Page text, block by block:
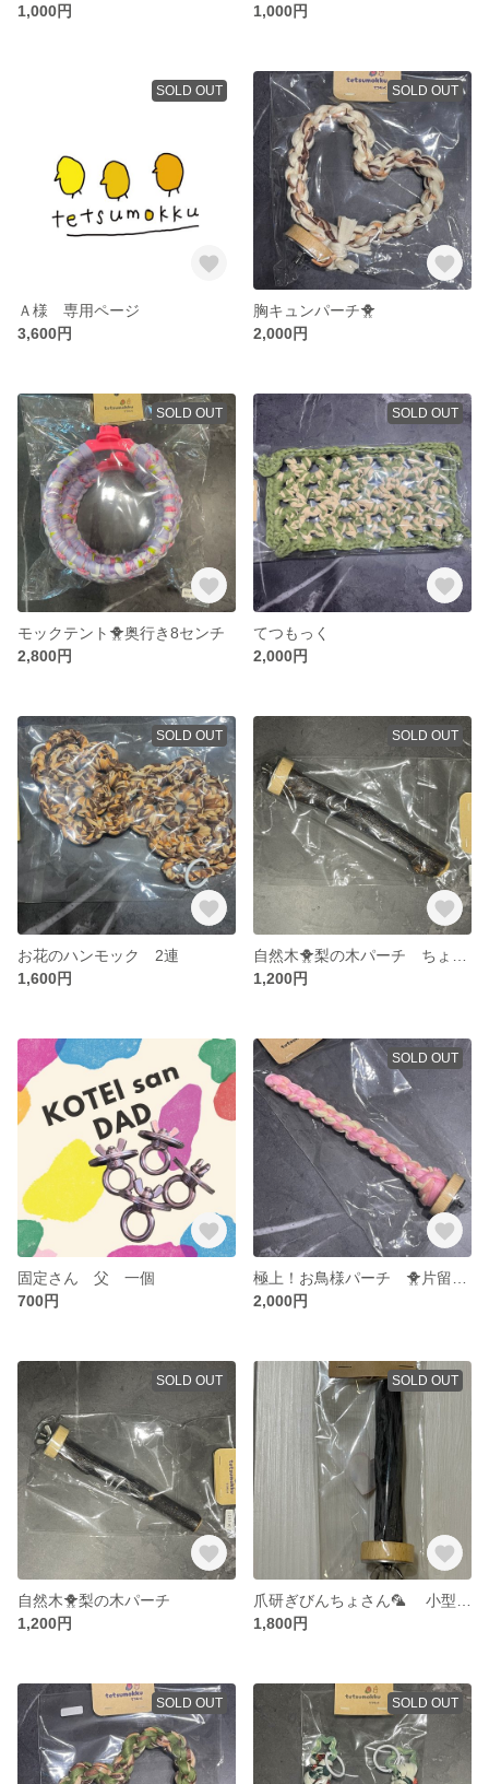
1,000円
1,000円
SOLD OUT
Ａ様 専用ページ
3,600円
SOLD OUT
胸キュンパーチ🐥
2,000円
SOLD OUT
モックテント🐥奥行き8センチ
2,800円
SOLD OUT
てつもっく
2,000円
SOLD OUT
お花のハンモック 2連
1,600円
SOLD OUT
1,200円
固定さん 父 一個
700円
SOLD OUT
2,000円
SOLD OUT
自然木🐥梨の木パーチ
1,200円
SOLD OUT
1,800円
SOLD OUT SOLD OUT